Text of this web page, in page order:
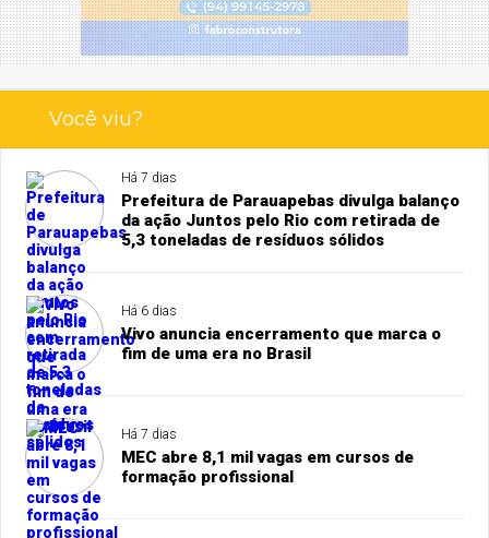
Você viu?
Há 7 dias
Prefeitura de Parauapebas divulga balanço
da ação Juntos pelo Rio com retirada de
5,3 toneladas de resíduos sólidos
Há 6 dias
Vivo anuncia encerramento que marca o
fim de uma era no Brasil
Há 7 dias
MEC abre 8,1 mil vagas em cursos de
formação profissional